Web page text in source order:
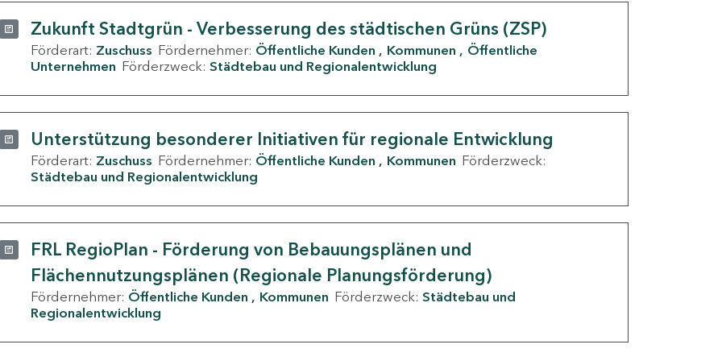
Zukunft Stadtgrün - Verbesserung des städtischen Grüns (ZSP)
Förderart: Zuschuss Fördernehmer: Öffentliche Kunden Kommunen
Öffentliche
Unternehmen Förderzweck: Städtebau und Regionalentwicklung
Unterstützung besonderer Initiativen für regionale Entwicklung
Förderart: Zuschuss Fördernehmer: Öffentliche Kunden Kommunen Förderzweck:
Städtebau und Regionalentwicklung
FRL RegioPlan - Förderung von Bebauungsplänen und
Flächennutzungsplänen (Regionale Planungsförderung)
Fördernehmer: Öffentliche Kunden Kommunen Förderzweck: Städtebau und
Regionalentwicklung